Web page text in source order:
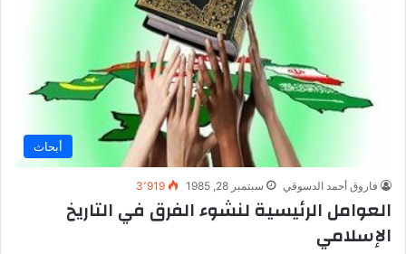
أبحاث
فاروق أحمد الدسوقي سبتمبر 28, 1985 3٬919
العوامل الرئيسية لنشوء الفرق في التاريخ
الإسلامي